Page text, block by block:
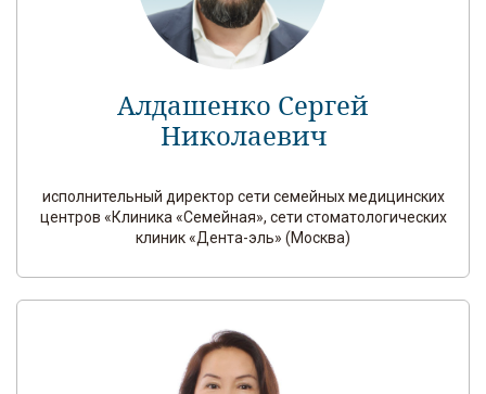
Алдашенко Сергей
Николаевич
исполнительный директор сети семейных медицинских
центров «Клиника «Семейная», сети стоматологических
клиник «Дента-эль» (Москва)